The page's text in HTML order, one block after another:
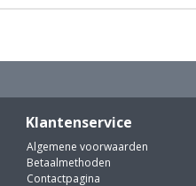
Klantenservice
Algemene voorwaarden
Betaalmethoden
Contactpagina